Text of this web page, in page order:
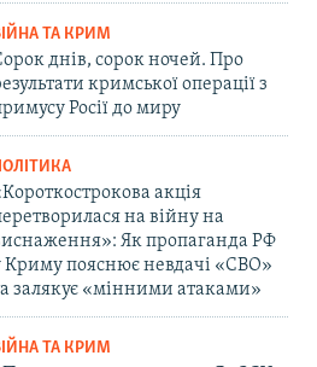
ТА КРИМ
днів, сорок ночей. Про
кримської операції з
Росії до миру
акція
на війну на
Як пропаганда РФ
Криму пояснює невдачі «СВО»
залякує «мінними атаками»
ТА КРИМ